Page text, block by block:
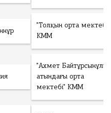
"Толқын орта мектебі"
КММ
"Ахмет Байтұрсынұлы
атындағы орта
мектебі" КММ